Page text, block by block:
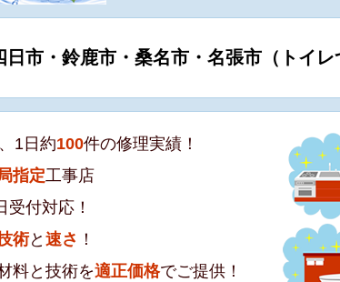
市・鈴鹿市・桑名市・名張市（トイ
1日約100件の修理実績！
指定工事店
受付対応！
術と 速さ ！
料と技術を適正価格でご提供！